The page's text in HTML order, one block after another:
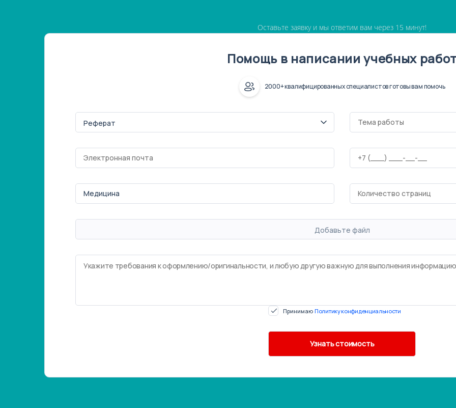
Оставьте заявку и мы ответим вам через 15 минут!
Помощь в написании учебных
2000+ квалифицированных специалистов готовы вам помочь
Добавьте файл
Принимаю Политику конфиденциальности